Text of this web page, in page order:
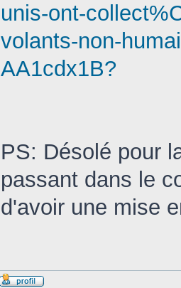
unis-ont-
volants-non-
AA1cdx1B?
PS: Désolé pour
passant dans le
d'avoir une mise